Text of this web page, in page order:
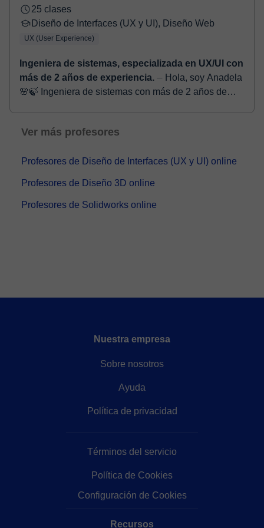
25 clases
Diseño de Interfaces (UX y UI), Diseño Web
UX (User Experience)
Ingeniera de sistemas, especializada en UX/UI con
más de 2 años de experiencia. ⏤ Hola, soy Anadela
🌸🍃 Ingeniera de sistemas con más de 2 años de
Ver más profesores
Profesores de Diseño de Interfaces (UX y UI) online
Profesores de Diseño 3D online
Profesores de Solidworks online
Nuestra empresa
Sobre nosotros
Ayuda
Política de privacidad
Términos del servicio
Política de Cookies
Configuración de Cookies
Recursos